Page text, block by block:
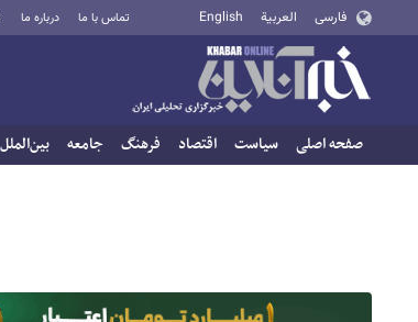
فارسی العربية English تماس با ما درباره ما
صفحه اصلی سیاست اقتصاد فرهنگ جامعه بین‌الملل